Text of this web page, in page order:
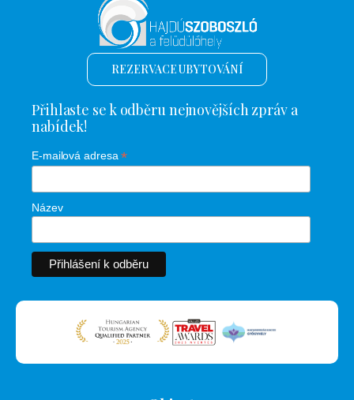
REZERVACE UBYTOVÁNÍ
Přihlaste se k odběru nejnovějších zpráv a
nabídek!
E-mailová adresa*
Název